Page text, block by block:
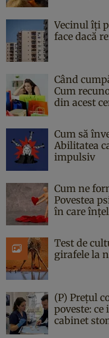
Vecinul îți
face dacă
Când
Cum
din acest
Cum să
Abilitatea
impulsiv
Cum ne
Povestea
în care
Test de
girafele la
(P) Prețul
poveste:
cabinet